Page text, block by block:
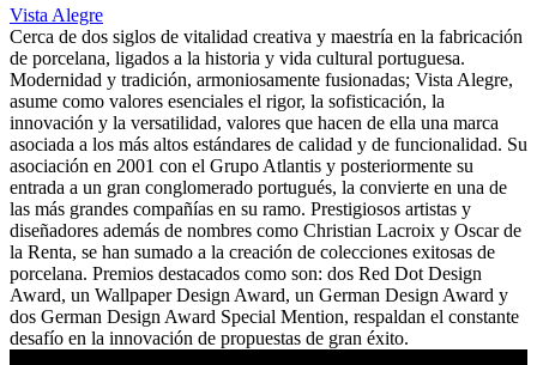
Vista Alegre
Cerca de dos siglos de vitalidad creativa y maestría en la fabricación
de porcelana, ligados a la historia y vida cultural portuguesa.
Modernidad y tradición, armoniosamente fusionadas; Vista Alegre,
asume como valores esenciales el rigor, la sofisticación, la
innovación y la versatilidad, valores que hacen de ella una marca
asociada a los más altos estándares de calidad y de funcionalidad. Su
asociación en 2001 con el Grupo Atlantis y posteriormente su
entrada a un gran conglomerado portugués, la convierte en una de
las más grandes compañías en su ramo. Prestigiosos artistas y
diseñadores además de nombres como Christian Lacroix y Oscar de
la Renta, se han sumado a la creación de colecciones exitosas de
porcelana. Premios destacados como son: dos Red Dot Design
Award, un Wallpaper Design Award, un German Design Award y
dos German Design Award Special Mention, respaldan el constante
desafío en la innovación de propuestas de gran éxito.